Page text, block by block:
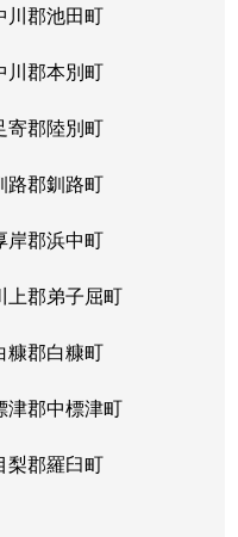
川郡池田町
川郡本別町
寄郡陸別町
路郡釧路町
岸郡浜中町
上郡弟子屈町
糠郡白糠町
津郡中標津町
梨郡羅臼町